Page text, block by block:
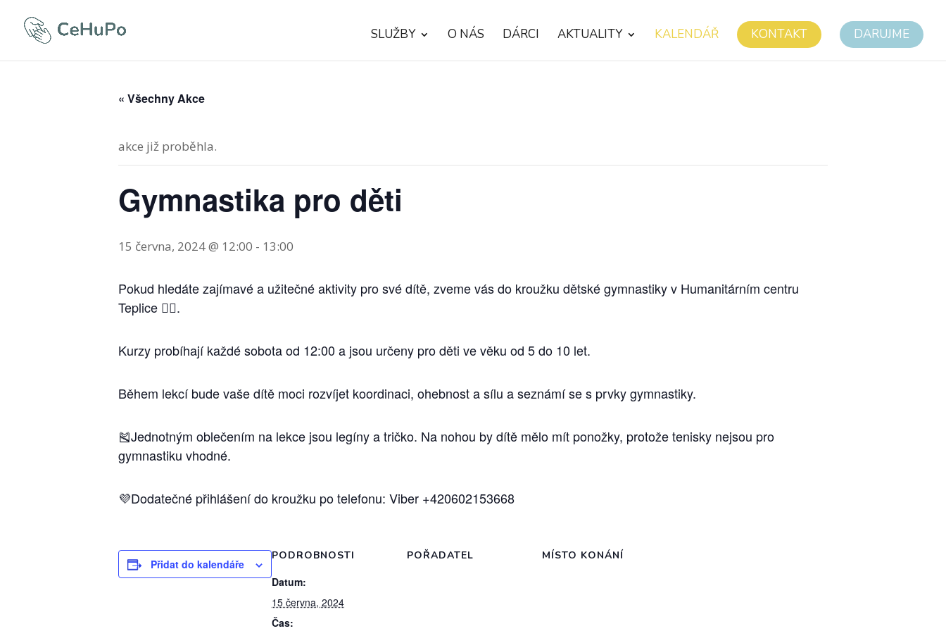
SLUŽBY O NÁS DÁRCI AKTUALITY KALENDÁŘ KONTAKT DARUJME
« Všechny Akce
akce již proběhla.
Gymnastika pro děti
15 června, 2024 @ 12:00 - 13:00
Pokud hledáte zajímavé a užitečné aktivity pro své dítě, zveme vás do kroužku dětské gymnastiky v Humanitárním centru
Teplice 🤸‍♀️.
Kurzy probíhají každé sobota od 12:00 a jsou určeny pro děti ve věku od 5 do 10 let.
Během lekcí bude vaše dítě moci rozvíjet koordinaci, ohebnost a sílu a seznámí se s prvky gymnastiky.
🎽Jednotným oblečením na lekce jsou legíny a tričko. Na nohou by dítě mělo mít ponožky, protože tenisky nejsou pro
gymnastiku vhodné.
💜Dodatečné přihlášení do kroužku po telefonu: Viber +420602153668
Přidat do kalendáře
PODROBNOSTI
Datum:
15 června, 2024
Čas:
POŘADATEL MÍSTO KONÁNÍ